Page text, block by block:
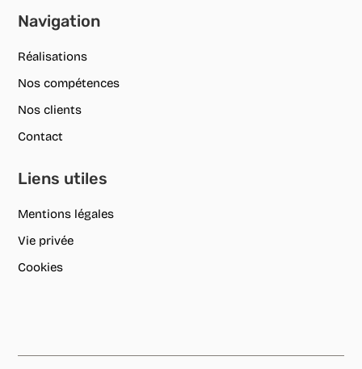
Navigation
Réalisations
Nos compétences
Nos clients
Contact
Liens utiles
Mentions légales
Vie privée
Cookies